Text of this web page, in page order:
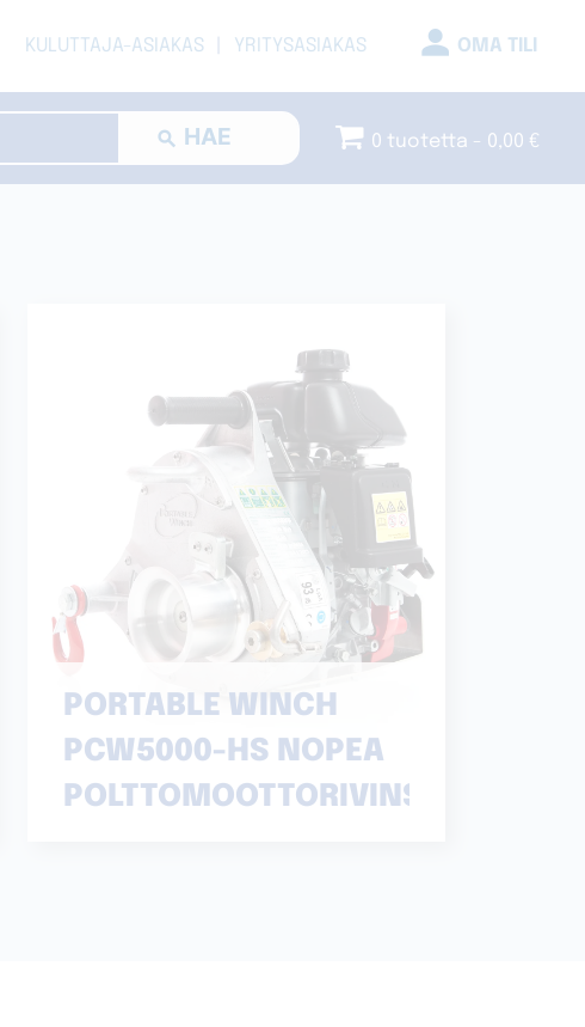
KULUTTAJA-ASIAKAS YRITYSASIAKAS OMA TILI
0 tuotetta 0,00 €
PORTABLE WINCH
PCW5000-HS NOPEA
POLTTOMOOTTORIVINSSI